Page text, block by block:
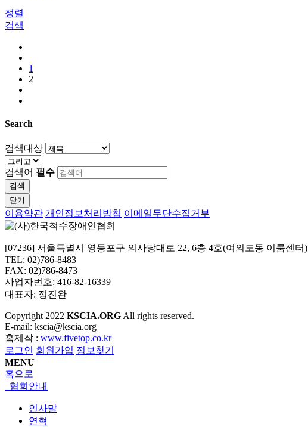
정렬
검색
1
2
Search
검색대상
검색어 필수
검색
닫기
이용약관 개인정보처리방침 이메일무단수집거부
[07236] 서울특별시 영등포구 의사당대로 22, 6층 4호(여의도동 이룸센터)
TEL: 02)786-8483
FAX: 02)786-8473
사업자번호: 416-82-16339
대표자: 정진완
Copyright 2022 KSCIA.ORG All rights reserved.
E-mail: kscia@kscia.org
홈제작 : www.fivetop.co.kr
로그인 회원가입 정보찾기
MENU
홈으로
협회안내
인사말
연혁